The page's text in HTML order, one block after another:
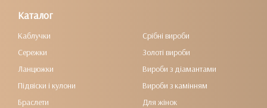
Каталог
Каблучки
Сережки
Ланцюжки
Підвіски і кулони
Браслети
Срібні вироби
Золоті вироби
Вироби з діамантами
Вироби з камінням
Для жінок